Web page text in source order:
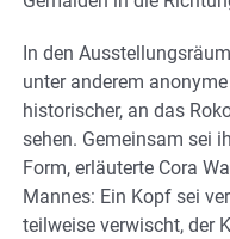
In den
unter anderem
historischer, an das
sehen. Gemeinsam sei
Form, erläuterte Cora
Mannes: Ein Kopf sei
teilweise verwischt, der